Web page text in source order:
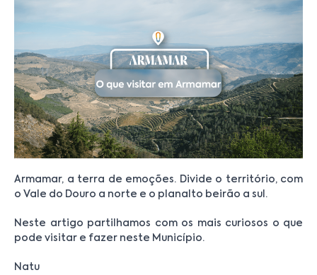
Armamar, a terra de emoções. Divide o território, com
o Vale do Douro a norte e o planalto beirão a sul.
Neste artigo partilhamos com os mais curiosos o que
pode visitar e fazer neste Município.
Natu